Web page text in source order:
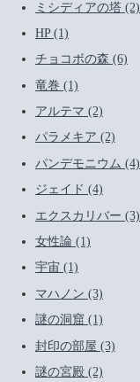
ミシディアの塔 (2)
HP (1)
チョコボの森 (6)
竜巻 (1)
アルテマ (2)
パラメキア (2)
パンデモニウム (4)
ジェイド (4)
エクスカリバー (3)
女性論 (1)
宇宙 (1)
マハノン (3)
謎の洞窟 (1)
封印の部屋 (3)
謎の宮殿 (2)